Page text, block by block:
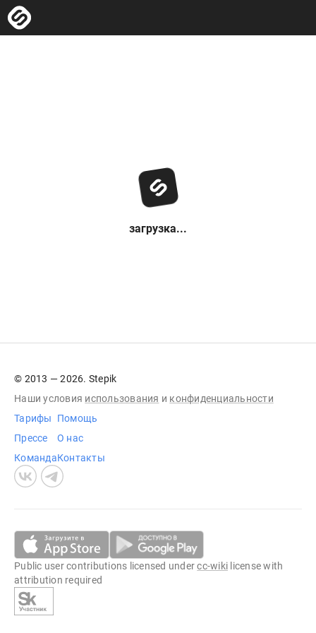
загрузка...
© 2013 — 2026. Stepik
Наши условия использования и конфиденциальности
Тарифы
Прессе
Команда
Помощь
О нас
Контакты
Public user contributions licensed undercc-wiki license with
attribution required